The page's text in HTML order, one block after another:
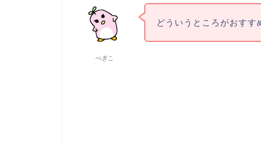
ぺぎこ
どういうところがおすす